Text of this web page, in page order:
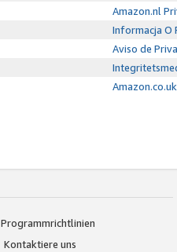
Amazon.nl
Informacja O
Aviso de
Programmrichtlinien
Kontaktiere uns